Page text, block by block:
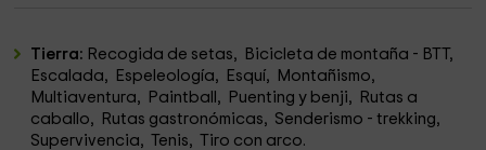
Tierra: Recogida de setas, Bicicleta de montaña - BTT,
Escalada, Espeleología, Esquí, Montañismo,
Multiaventura, Paintball, Puenting y benji, Rutas a
caballo, Rutas gastronómicas, Senderismo - trekking,
Supervivencia, Tenis, Tiro con arco.